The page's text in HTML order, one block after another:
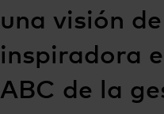
una visión
inspiradora e
ABC de la